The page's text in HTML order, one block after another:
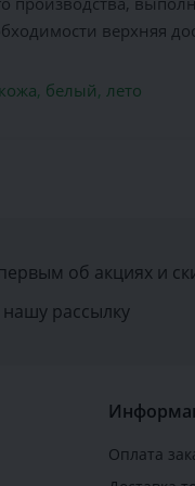
верхняя
, белый, лето
об акциях и
рассылку
Оплата